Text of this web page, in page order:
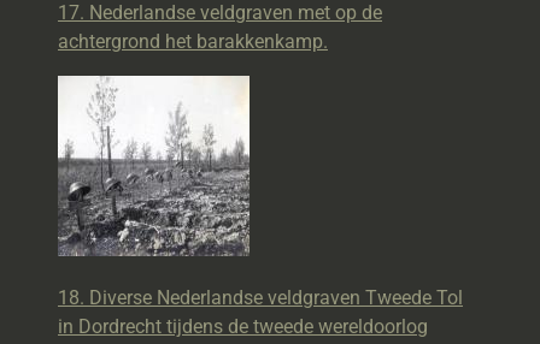
17. Nederlandse veldgraven met op de
achtergrond het barakkenkamp.
18. Diverse Nederlandse veldgraven Tweede Tol
in Dordrecht tijdens de tweede wereldoorlog